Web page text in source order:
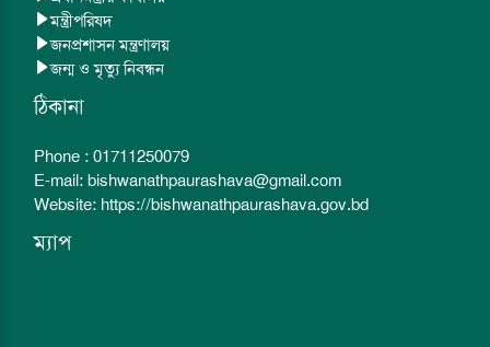
মন্ত্রীপরিষদ
জনপ্রশাসন মন্ত্রণালয়
জন্ম ও মৃত্যু নিবন্ধন
ঠিকানা
Phone : 01711250079
E-mail: bishwanathpaurashava@gmail.com
Website: https://bishwanathpaurashava.gov.bd
ম্যাপ